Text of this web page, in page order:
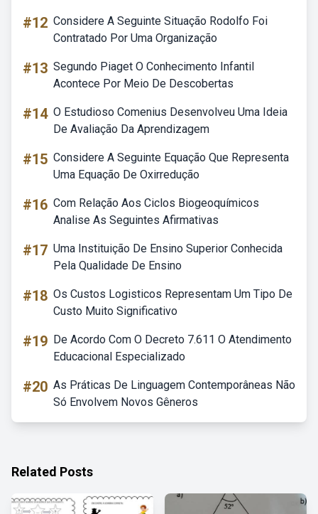
#12 Considere A Seguinte Situação Rodolfo Foi
Contratado Por Uma Organização
#13 Segundo Piaget O Conhecimento Infantil
Acontece Por Meio De Descobertas
#14 O Estudioso Comenius Desenvolveu Uma Ideia
De Avaliação Da Aprendizagem
#15 Considere A Seguinte Equação Que Representa
Uma Equação De Oxirredução
#16 Com Relação Aos Ciclos Biogeoquímicos
Analise As Seguintes Afirmativas
#17 Uma Instituição De Ensino Superior Conhecida
Pela Qualidade De Ensino
#18 Os Custos Logisticos Representam Um Tipo De
Custo Muito Significativo
#19 De Acordo Com O Decreto 7.611 O Atendimento
Educacional Especializado
#20 As Práticas De Linguagem Contemporâneas Não
Só Envolvem Novos Gêneros
Related Posts